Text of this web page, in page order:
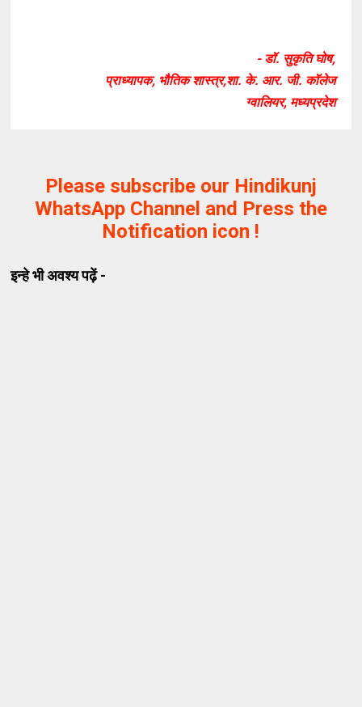
- डॉ. सुकृति घोष,
प्राध्यापक, भौतिक शास्त्र,शा. के. आर. जी. कॉलेज
ग्वालियर, मध्यप्रदेश
Please subscribe our Hindikunj
WhatsApp Channel and Press the
Notification icon !
इन्हे भी अवश्य पढ़ें -